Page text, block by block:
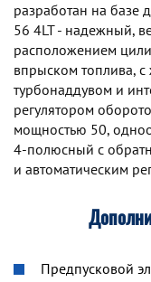
разработан на базе
56 4LT - надежный,
расположением
впрыском топлива,
турбонаддувом и
регулятором
мощностью 50,
4-полюсный с
и автоматическим
Предпусковой